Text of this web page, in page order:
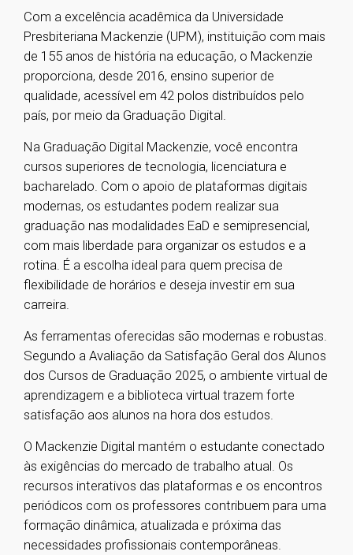
Com a excelência acadêmica da Universidade
Presbiteriana Mackenzie (UPM), instituição com mais
de 155 anos de história na educação, o Mackenzie
proporciona, desde 2016, ensino superior de
qualidade, acessível em 42 polos distribuídos pelo
país, por meio da Graduação Digital.
Na Graduação Digital Mackenzie, você encontra
cursos superiores de tecnologia, licenciatura e
bacharelado. Com o apoio de plataformas digitais
modernas, os estudantes podem realizar sua
graduação nas modalidades EaD e semipresencial,
com mais liberdade para organizar os estudos e a
rotina. É a escolha ideal para quem precisa de
flexibilidade de horários e deseja investir em sua
carreira.
As ferramentas oferecidas são modernas e robustas.
Segundo a Avaliação da Satisfação Geral dos Alunos
dos Cursos de Graduação 2025, o ambiente virtual de
aprendizagem e a biblioteca virtual trazem forte
satisfação aos alunos na hora dos estudos.
O Mackenzie Digital mantém o estudante conectado
às exigências do mercado de trabalho atual. Os
recursos interativos das plataformas e os encontros
periódicos com os professores contribuem para uma
formação dinâmica, atualizada e próxima das
necessidades profissionais contemporâneas.